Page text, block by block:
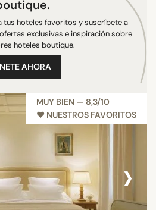
tus hoteles favoritos y suscríbete a
exclusivas e inspiración sobre
hoteles boutique.
AHORA
MUY BIEN — 8,3/10
♥︎ NUESTROS FAVORITOS
›